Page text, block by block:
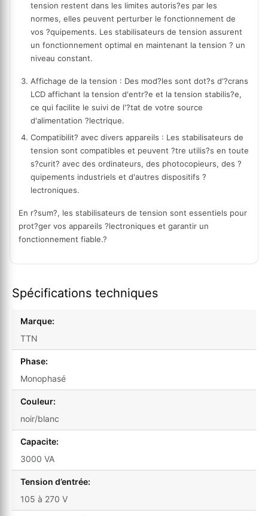
tension restent dans les limites autoris?es par les
normes, elles peuvent perturber le fonctionnement de
vos ?quipements. Les stabilisateurs de tension assurent
un fonctionnement optimal en maintenant la tension ? un
niveau constant.
Affichage de la tension : Des mod?les sont dot?s d'?crans
LCD affichant la tension d'entr?e et la tension stabilis?e,
ce qui facilite le suivi de l'?tat de votre source
d'alimentation ?lectrique.
Compatibilit? avec divers appareils : Les stabilisateurs de
tension sont compatibles et peuvent ?tre utilis?s en toute
s?curit? avec des ordinateurs, des photocopieurs, des ?
quipements industriels et d'autres dispositifs ?
lectroniques.
En r?sum?, les stabilisateurs de tension sont essentiels pour
prot?ger vos appareils ?lectroniques et garantir un
fonctionnement fiable.?
Spécifications techniques
Marque:
TTN
Phase:
Monophasé
Couleur:
noir/blanc
Capacite:
3000 VA
Tension d’entrée:
105 à 270 V